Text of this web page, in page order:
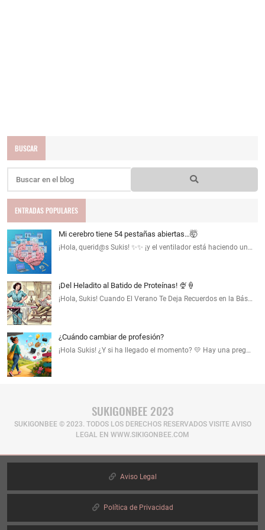
BUSCAR
ENTRADAS POPULARES
Mi cerebro tiene 54 pestañas abiertas…🤯
¡Hola, querid@s Sukis! ✨✨ ¡y el ventilador está haciendo un…
¡Del Heladito al Batido de Proteínas! 🍨🍦
¡Hola, Sukis! Cuando El Verano Te Deja Recuerdos en la Bás…
¿Cuándo cambiar de profesión?
¡Hola Sukis! ¿Y si ha llegado el momento? 💛 Hay una preg…
SUKIGONBEE 2023
SUKIGONBEE © 2023. TODOS LOS DERECHOS RESERVADOS​ VISITE AVISO
LEGAL EN WWW.SIKIGONBEE.COM
Aviso Legal
Política de Privacidad